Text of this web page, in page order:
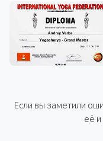
Если вы заметили
её и